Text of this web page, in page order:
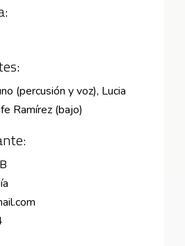
(percusión y voz), Lucia
Ramírez (bajo)